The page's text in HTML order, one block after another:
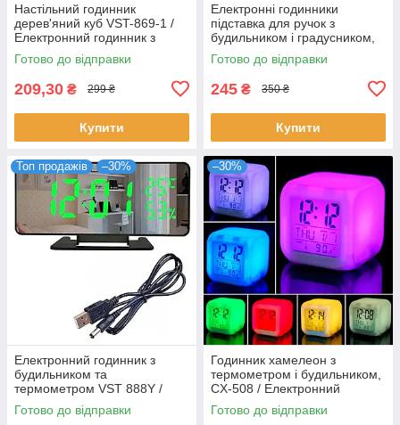
Настільний годинник
дерев'яний куб VST-869-1 /
Електронний годинник з
підсвіткою
Готово до відправки
209,30 ₴ 299 ₴
Купити
Електронні годинники
підставка для ручок з
будильником і градусником,
Сині цифри / Настільний
годинник-органайзер
Готово до відправки
245 ₴ 350 ₴
Купити
Топ продажів –30%
Електронний годинник з
будильником та
термометром VST 888Y /
Мережевий дзеркальний
годинник з LED
Готово до відправки
–30%
Годинник хамелеон з
термометром і будильником,
CX-508 / Електронний
годинник кубик з RGB
підсвічуванням / LED
Готово до відправки